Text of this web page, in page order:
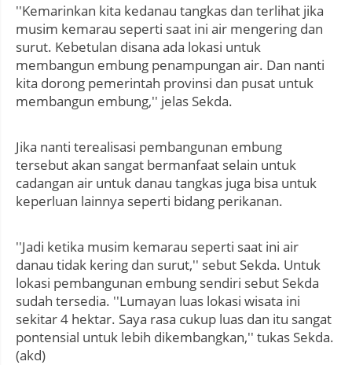
''Kemarinkan kita kedanau tangkas dan terlihat jika
musim kemarau seperti saat ini air mengering dan
surut. Kebetulan disana ada lokasi untuk
membangun embung penampungan air. Dan nanti
kita dorong pemerintah provinsi dan pusat untuk
membangun embung,'' jelas Sekda.
Jika nanti terealisasi pembangunan embung
tersebut akan sangat bermanfaat selain untuk
cadangan air untuk danau tangkas juga bisa untuk
keperluan lainnya seperti bidang perikanan.
''Jadi ketika musim kemarau seperti saat ini air
danau tidak kering dan surut,'' sebut Sekda. Untuk
lokasi pembangunan embung sendiri sebut Sekda
sudah tersedia. ''Lumayan luas lokasi wisata ini
sekitar 4 hektar. Saya rasa cukup luas dan itu sangat
pontensial untuk lebih dikembangkan,'' tukas Sekda.
(akd)